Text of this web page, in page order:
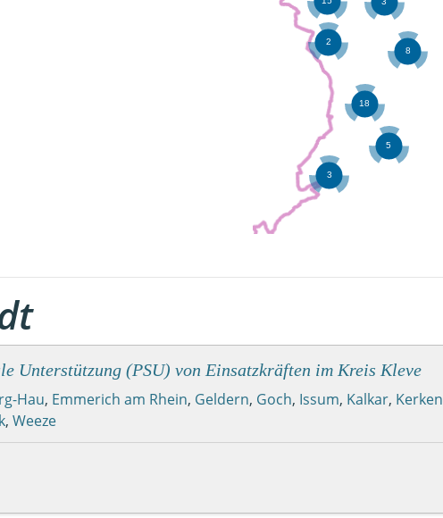
Unterstützung (PSU) von Einsatzkräften im Kreis Kleve
Hau, Emmerich am Rhein, Geldern, Goch, Issum, Kalkar, Kerken
, Weeze